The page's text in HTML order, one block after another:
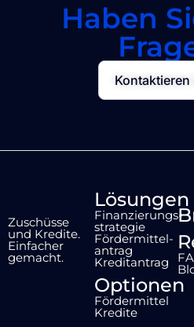
Haben
Kontaktieren
Zuschüsse
und Kredite.
Einfacher
gemacht.
Lösungen
Finanzierungs-
strategie
Fördermittel-
antrag
Kreditantrag
Optionen
Fördermittel
Kredite